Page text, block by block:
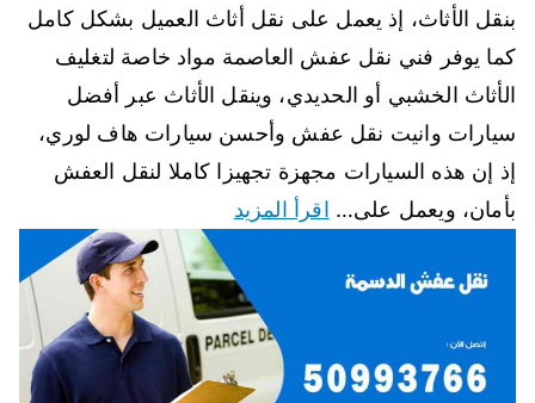
بنقل الأثاث، إذ يعمل على نقل أثاث العميل بشكل كامل
كما يوفر فني نقل عفش العاصمة مواد خاصة لتغليف
الأثاث الخشبي أو الحديدي، وينقل الأثاث عبر أفضل
سيارات وانيت نقل عفش وأحسن سيارات هاف لوري،
إذ إن هذه السيارات مجهزة تجهيزا كاملا لنقل العفش
بأمان، ويعمل على… اقرأ المزيد